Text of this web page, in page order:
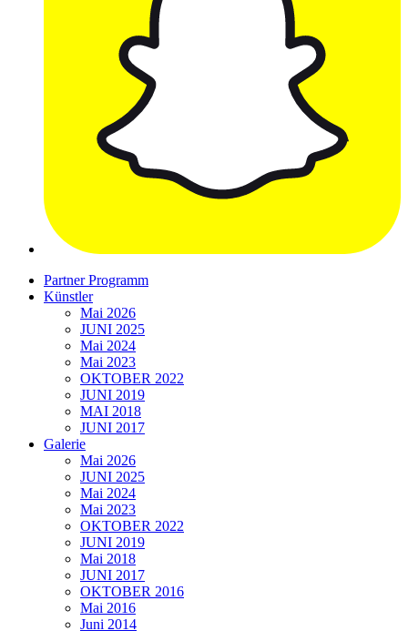
Partner Programm
Künstler
Mai 2026
JUNI 2025
Mai 2024
Mai 2023
OKTOBER 2022
JUNI 2019
MAI 2018
JUNI 2017
Galerie
Mai 2026
JUNI 2025
Mai 2024
Mai 2023
OKTOBER 2022
JUNI 2019
Mai 2018
JUNI 2017
OKTOBER 2016
Mai 2016
Juni 2014